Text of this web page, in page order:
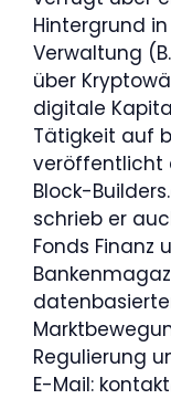
Hintergrund
Verwaltung
über
digitale
Tätigkeit auf
veröffentlicht
Block-
schrieb er
Fonds Finanz
Regulierung
E-Mail: